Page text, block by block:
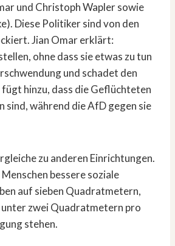
und Christoph Wapler sowie
Diese Politiker sind von den
Jian Omar erklärt:
ohne dass sie etwas zu tun
und schadet den
fügt hinzu, dass die Geflüchteten
sind, während die AfD gegen sie
zu anderen Einrichtungen.
bessere soziale
auf sieben Quadratmetern,
zwei Quadratmetern pro
stehen.